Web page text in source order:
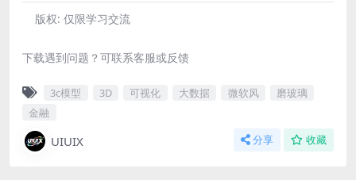
版权: 仅限学习交流
下载遇到问题？可联系客服或反馈
3c模型 3D 可视化 大数据 微软风
磨玻璃
金融
UIUIX 分享 收藏